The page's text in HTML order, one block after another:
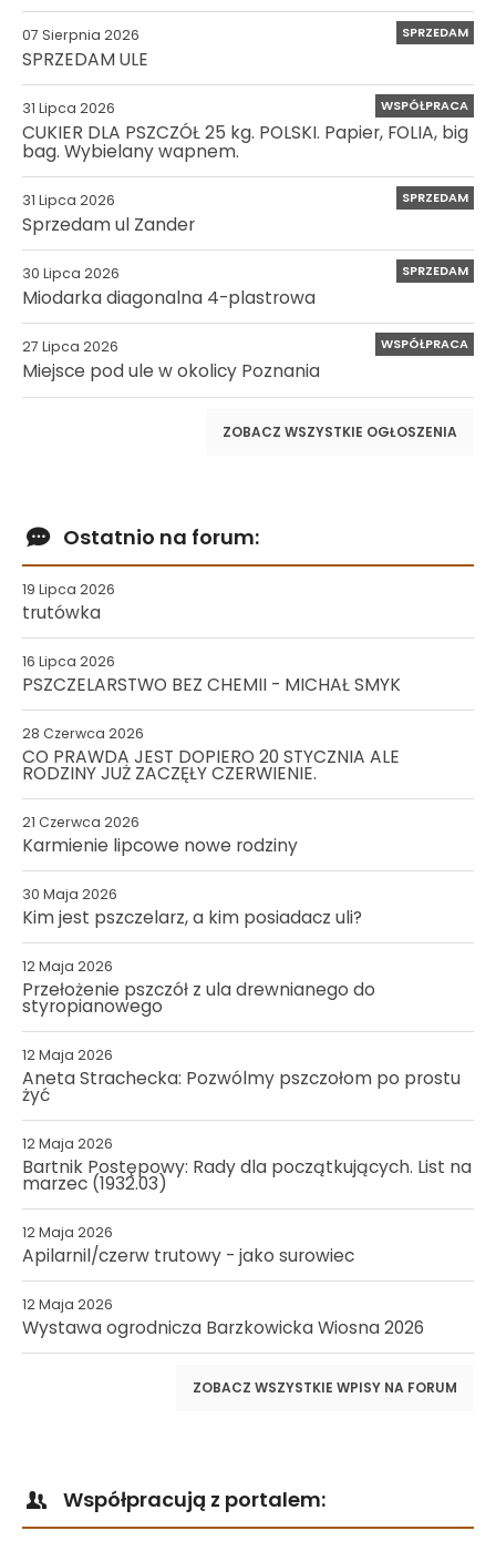
07 Sierpnia 2026 SPRZEDAM
SPRZEDAM ULE
31 Lipca 2026 WSPÓŁPRACA
CUKIER DLA PSZCZÓŁ 25 kg. POLSKI. Papier, FOLIA, big
bag. Wybielany wapnem.
31 Lipca 2026 SPRZEDAM
Sprzedam ul Zander
30 Lipca 2026 SPRZEDAM
Miodarka diagonalna 4-plastrowa
27 Lipca 2026 WSPÓŁPRACA
Miejsce pod ule w okolicy Poznania
ZOBACZ WSZYSTKIE OGŁOSZENIA
Ostatnio na forum:
19 Lipca 2026
trutówka
16 Lipca 2026
PSZCZELARSTWO BEZ CHEMII - MICHAŁ SMYK
28 Czerwca 2026
CO PRAWDA JEST DOPIERO 20 STYCZNIA ALE
RODZINY JUŻ ZACZĘŁY CZERWIENIE.
21 Czerwca 2026
Karmienie lipcowe nowe rodziny
30 Maja 2026
Kim jest pszczelarz, a kim posiadacz uli?
12 Maja 2026
Przełożenie pszczół z ula drewnianego do
styropianowego
12 Maja 2026
Aneta Strachecka: Pozwólmy pszczołom po prostu
żyć
12 Maja 2026
Bartnik Postępowy: Rady dla początkujących. List na
marzec (1932.03)
12 Maja 2026
Apilarnil/czerw trutowy - jako surowiec
12 Maja 2026
Wystawa ogrodnicza Barzkowicka Wiosna 2026
ZOBACZ WSZYSTKIE WPISY NA FORUM
Współpracują z portalem: